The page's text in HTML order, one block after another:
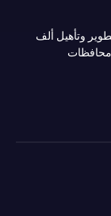
وتأهيل ألف